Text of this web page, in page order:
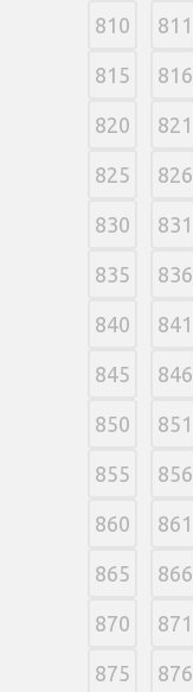
810 811
815 816
820 821
825 826
830 831
835 836
840 841
845 846
850 851
855 856
860 861
865 866
870 871
875 876